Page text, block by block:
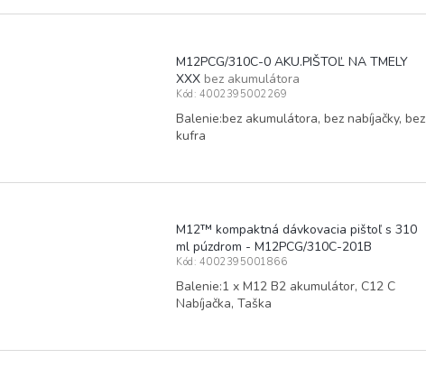
M12PCG/310C-0 AKU.PIŠTOĽ NA TMELY
XXX bez akumulátora
Kód: 4002395002269
Balenie:bez akumulátora, bez nabíjačky, bez
kufra
M12™ kompaktná dávkovacia pištoľ s 310
ml púzdrom - M12PCG/310C-201B
Kód: 4002395001866
Balenie:1 x M12 B2 akumulátor, C12 C
Nabíjačka, Taška